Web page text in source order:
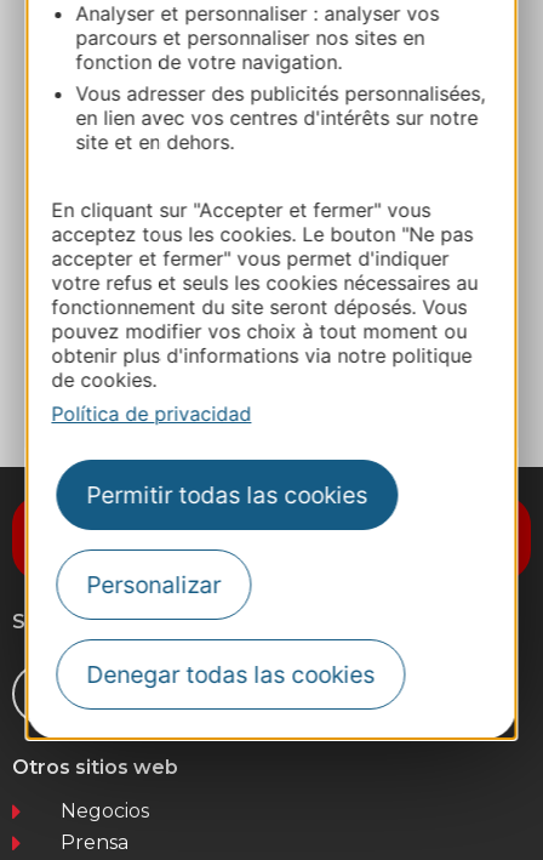
Analyser et personnaliser : analyser vos
parcours et personnaliser nos sites en
fonction de votre navigation.
Vous adresser des publicités personnalisées,
en lien avec vos centres d'intérêts sur notre
site et en dehors.
En cliquant sur "Accepter et fermer" vous
acceptez tous les cookies. Le bouton "Ne pas
accepter et fermer" vous permet d'indiquer
votre refus et seuls les cookies nécessaires au
fonctionnement du site seront déposés. Vous
pouvez modifier vos choix à tout moment ou
obtenir plus d'informations via notre politique
de cookies.
Política de privacidad
Permitir todas las cookies
Personalizar
Denegar todas las cookies
La Taverne Aveyronnaise
Centre commercial Leclerc Route d’Albi
12100 CREISSELS
Ruta y acceso
+33565592838
+33565602443
A MIS FAVORITOS
Suscríbase al boletín de noticias
Destination Occitanie
Síganos
Otros sitios web
Negocios
Prensa